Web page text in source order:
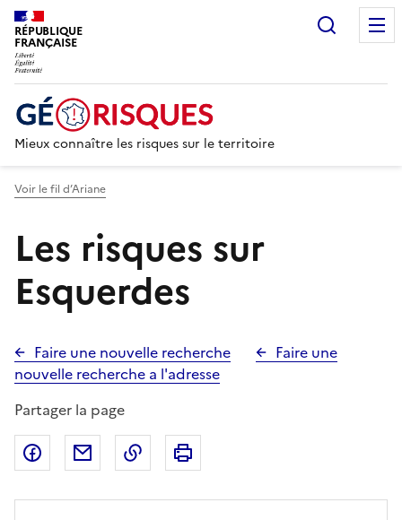
RÉPUBLIQUE
FRANÇAISE
Mieux connaître les risques sur le territoire
Voir le fil d’Ariane
Les risques sur
Esquerdes
Faire une nouvelle recherche
Faire une
nouvelle recherche a l'adresse
Partager la page
Partager sur Facebook
Partager par emailCopier dans le presse-papier